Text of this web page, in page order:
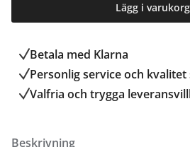
Lägg i
Betala med Klarna
Personlig service och kvalitet
Valfria och trygga
Beskrivning